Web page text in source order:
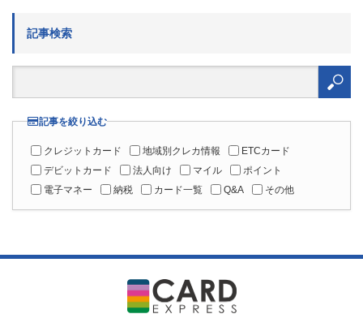
記事検索
検
記事を絞り込む
クレジットカード 地域別クレカ情報
ETCカード
デビットカード
法人向け マイル
ポイント
電子マネー
納税 カード一覧 Q&A その他